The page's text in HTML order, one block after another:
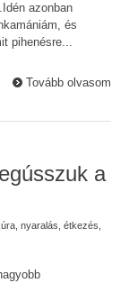
azonban
és
pihenésre...
Tovább olvasom
a
nyaralás étkezés